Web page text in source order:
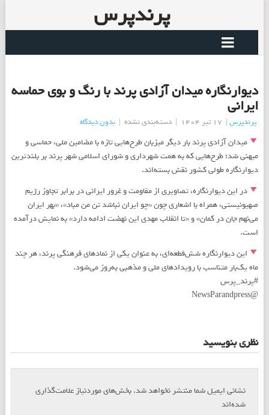
پرندپرس
‌دیوارنگاره میدان آزادی پرند با رنگ و بوی حماسه
ایرانی
پرندپرس| 17 تیر 1404 | دسته‌بندی نشده | بدون دیدگاه
میدان آزادی پرند بار دیگر میزبان طرح‌هایی تازه با مضامین ملی، حماسی و
میهنی شد؛ طرح‌هایی که به همت شهرداری و شورای اسلامی شهر پرند بر بلندترین
دیوارنگاره طولی کشور نقش بسته‌اند.
در این دیوارنگاره، تصاویری از مقاومت و غرور ایرانی در برابر تجاوز رژیم
صهیونیستی، همراه با اشعاری چون «چو ایران نباشد تن من مباد»، «بهر ایران
می‌نهم جان در کمان» و «تا انقلاب مهدی این نهضت ادامه دارد» به نمایش درآمده‌
است.
این دیوارنگاره شش‌قطعه‌ای، به عنوان یکی از نمادهای فرهنگی پرند، هر چند
ماه یک‌بار متناسب با رویدادهای ملی و مذهبی به‌روز می‌شود.
#پرند_پرس
@NewsParandpress
نظری بنویسید
نشانی ایمیل شما منتشر نخواهد شد.بخش‌های موردنیاز علامت‌گذاری
شده‌اند